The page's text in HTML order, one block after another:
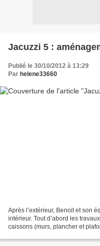
Jacuzzi 5 :
Publié le 30/10/2012 à 13:29
Par helene33660
Après l’extérieur, Benoit et son
intérieur. Tout d’abord les
caissons (murs, plancher et